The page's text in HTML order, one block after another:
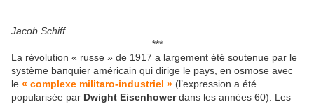
Jacob Schiff
***
La révolution « russe » de 1917 a largement été soutenue par le
système banquier américain qui dirige le pays, en osmose avec
le « complexe militaro-industriel » (l’expression a été
popularisée par Dwight Eisenhowerdans les années 60). Les